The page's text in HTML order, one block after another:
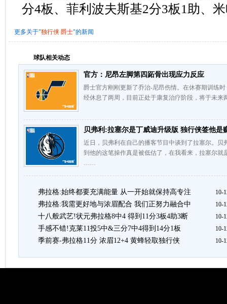
分4板、菲利波夫斯基2分3板1助、
更多关于"独行侠 爵士"的新闻
球队相关动态
官方：尼昂左脚第四跖骨出现应力反应
爵士官方刚刚更新了乔治-尼昂伤情。在休赛期训练
经休息了两周，目前正处于康复治疗阶段，将于未
贝弗利:拉塞尔是丁威迪升级版 独行侠签他是
近日，贝弗利在自己的播客节目中谈到了拉塞尔。贝
到他的这笔操作真是被低估了，在我看来，拉塞尔
……
弗拉格:始终都要充满能量 从一开始就保持高专注 10-
弗拉格:我需更好地与浓眉配合 我们正努力融合中 10-
十八般武艺!状元弗拉格8中4 得到11分3板4助3断 10-
手感不错!克莱11投5中&三分7中4得到14分1板 10-
季前赛-弗拉格11分 浓眉12+4 黄蜂轻取独行侠 10-